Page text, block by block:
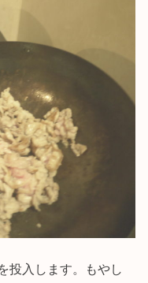
投入します。もやし